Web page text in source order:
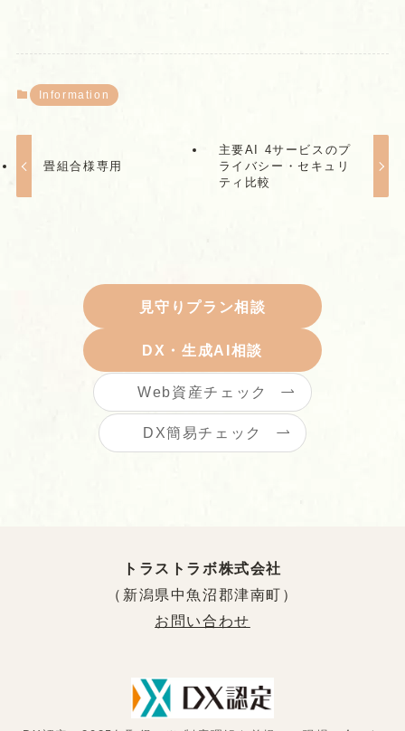
Information
畳組合様専用
主要AI 4サービスのプ
ライバシー・セキュリ
ティ比較
見守りプラン相談
DX・生成AI相談
Web資産チェック
DX簡易チェック
トラストラボ株式会社
（新潟県中魚沼郡津南町）
お問い合わせ